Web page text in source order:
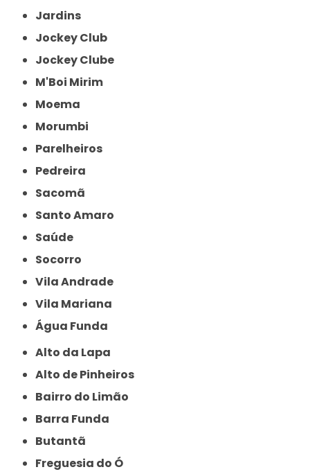
Jardins
Jockey Club
Jockey Clube
M'Boi Mirim
Moema
Morumbi
Parelheiros
Pedreira
Sacomã
Santo Amaro
Saúde
Socorro
Vila Andrade
Vila Mariana
Água Funda
Alto da Lapa
Alto de Pinheiros
Bairro do Limão
Barra Funda
Butantã
Freguesia do Ó